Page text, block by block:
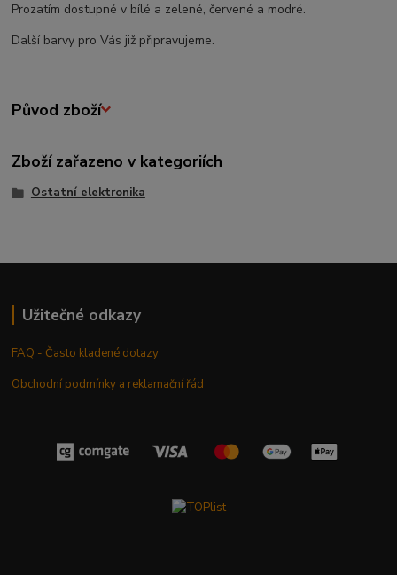
Prozatím dostupné v bílé a zelené, červené a modré.
Další barvy pro Vás již připravujeme.
Původ zboží
Zboží zařazeno v kategoriích
Ostatní elektronika
Užitečné odkazy
FAQ - Často kladené dotazy
Obchodní podmínky a reklamační řád